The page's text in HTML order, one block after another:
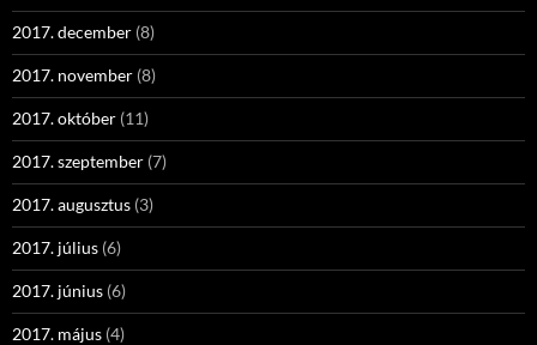
2017. december (8)
2017. november (8)
2017. október (11)
2017. szeptember (7)
2017. augusztus (3)
2017. július (6)
2017. június (6)
2017. május (4)